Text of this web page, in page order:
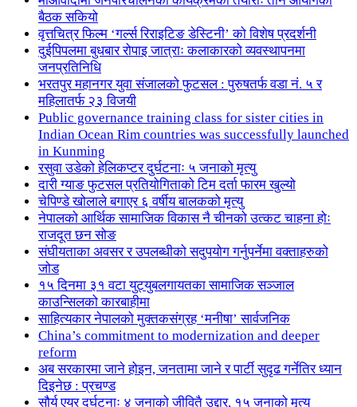
बैठक सकियो
वृत्तचित्र फिल्म ‘गर्ल्स रिराइटिङ डेस्टिनी’ को विशेष प्रदर्शनी
दुईपिपलमा बुधबार रोपाइ जात्राः कलाकारको व्यवस्थापनमा
जनप्रतिनिधि
भरतपुर महानगर युवा संजालको फुटसल : पुरुषतर्फ वडा नं. ५ र
महिलातर्फ २३ विजयी
Public governance training class for sister cities in
Indian Ocean Rim countries was successfully launched
in Kunming
रसुवा उडेको हेलिकप्टर दुर्घटनाः ५ जनाको मृत्यु
दारी ग्याङ फुटसल प्रतियोगिताको टिम दर्ता फारम खुल्यो
चेपिण्डे खोलाले बगाएर ६ वर्षीय बालकको मृत्यु
नेपालको आर्थिक सामाजिक विकास नै चीनको उत्कट चाहना होः
राजदूत छन सोङ
संघीयताका अवसर र उपलब्धीको सदुपयोग गर्नुपर्नेमा वक्ताहरुको
जोड
१५ दिनमा ३१ वटा युट्युबलगायतका सामाजिक सञ्जाल
काउन्सिलको कारबाहीमा
साहित्यकार नेपालको मुक्तकसंग्रह ‘मनीषा’ सार्वजनिक
China’s commitment to modernization and deeper
reform
अब सरकारमा जाने होइन, जनतामा जाने र पार्टी सुदृढ गर्नेतिर ध्यान
दिइनेछ : प्रचण्ड
सौर्य एयर दुर्घटनाः ४ जनाको जीवितै उद्दार, १५ जनाको मृत्यु